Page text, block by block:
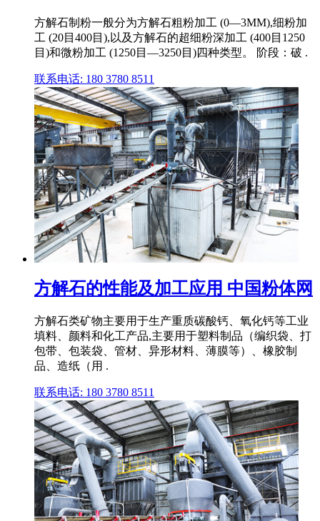
方解石制粉一般分为方解石粗粉加工 (0―3MM),细粉加
工 (20目400目),以及方解石的超细粉深加工 (400目1250
目)和微粉加工 (1250目―3250目)四种类型。 阶段：破 .
联系电话: 180 3780 8511
方解石的性能及加工应用 中国粉体网
方解石类矿物主要用于生产重质碳酸钙、氧化钙等工业
填料、颜料和化工产品,主要用于塑料制品（编织袋、打
包带、包装袋、管材、异形材料、薄膜等）、橡胶制
品、造纸（用 .
联系电话: 180 3780 8511